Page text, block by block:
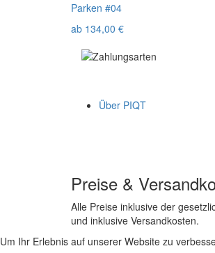
Parken #04
ab 134,00 €
Über PIQT
Preise &
Alle Preise inklusive der
und inklusive Versandkosten.
Um Ihr Erlebnis auf unserer Website zu